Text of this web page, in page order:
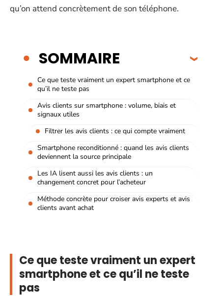
qu’on attend concrètement de son téléphone.
SOMMAIRE
Ce que teste vraiment un expert smartphone et ce
qu’il ne teste pas
Avis clients sur smartphone : volume, biais et
signaux utiles
Filtrer les avis clients : ce qui compte vraiment
Smartphone reconditionné : quand les avis clients
deviennent la source principale
Les IA lisent aussi les avis clients : un
changement concret pour l’acheteur
Méthode concrète pour croiser avis experts et avis
clients avant achat
Ce que teste vraiment un expert
smartphone et ce qu’il ne teste
pas